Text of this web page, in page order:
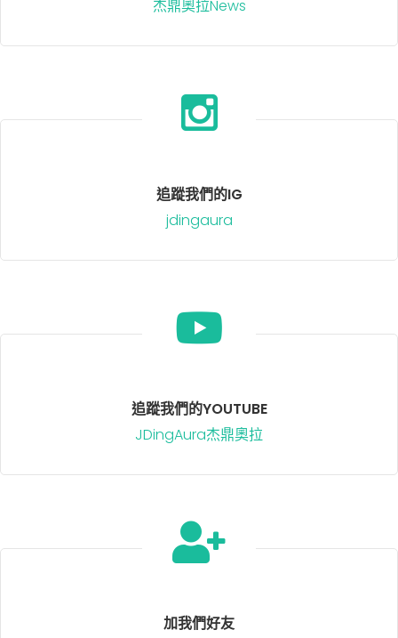
杰鼎奧拉News
追蹤我們的IG
jdingaura
追蹤我們的YOUTUBE
JDingAura杰鼎奧拉
加我們好友